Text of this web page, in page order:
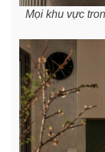
Mọi khu vực